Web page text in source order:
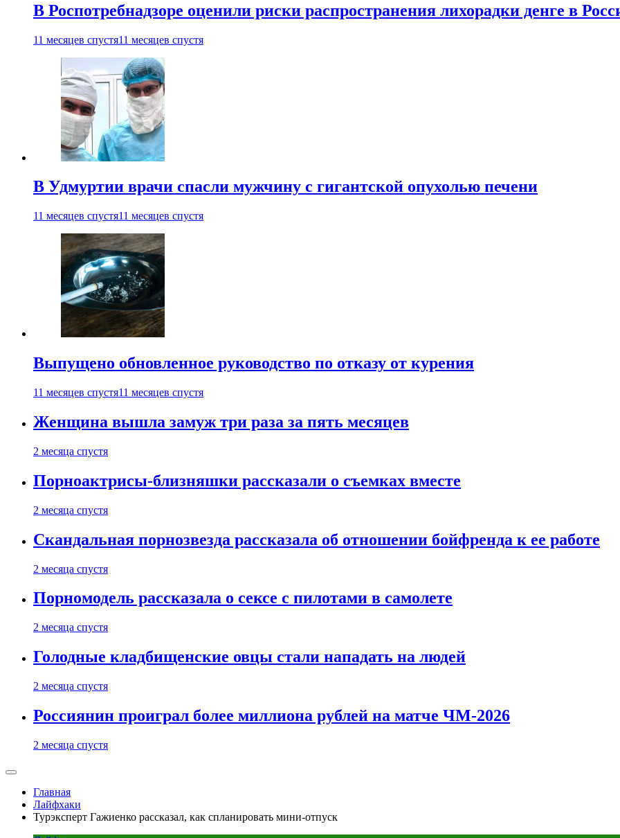
В Роспотребнадзоре оценили риски распространения лихорадки денге в
11 месяцев спустя11 месяцев спустя
В Удмуртии врачи спасли мужчину с гигантской опухолью печени
11 месяцев спустя11 месяцев спустя
Выпущено обновленное руководство по отказу от курения
11 месяцев спустя11 месяцев спустя
Женщина вышла замуж три раза за пять месяцев
2 месяца спустя
Порноактрисы-близняшки рассказали о съемках вместе
2 месяца спустя
Скандальная порнозвезда рассказала об отношении бойфренда к ее работе
2 месяца спустя
Порномодель рассказала о сексе с пилотами в самолете
2 месяца спустя
Голодные кладбищенские овцы стали нападать на людей
2 месяца спустя
Россиянин проиграл более миллиона рублей на матче ЧМ-2026
2 месяца спустя
Главная
Лайфхаки
Турэксперт Гажиенко рассказал, как спланировать мини-отпуск